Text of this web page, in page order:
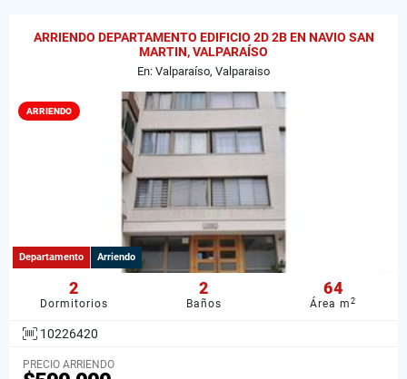
ARRIENDO DEPARTAMENTO EDIFICIO 2D 2B EN NAVIO SAN
MARTIN, VALPARAÍSO
En: Valparaíso, Valparaiso
ARRIENDO
Departamento Arriendo
2
Dormitorios
2
Baños
64
Área m2
10226420
PRECIO ARRIENDO